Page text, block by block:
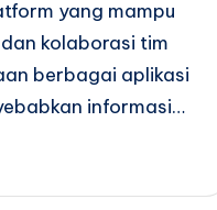
yang mampu
kolaborasi tim
berbagai aplikasi
informasi…